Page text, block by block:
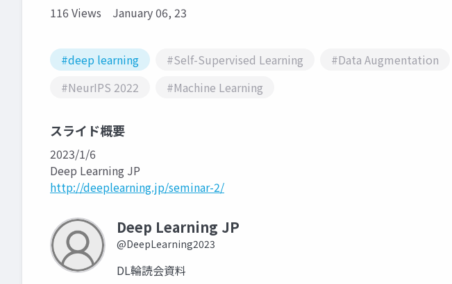
116 Views January 06, 23
#deep learning #Self-Supervised Learning #Data Augmentation
#NeurIPS 2022
#Machine Learning
スライド概要
2023/1/6
Deep Learning JP
http://deeplearning.jp/seminar-2/
Deep Learning JP
@DeepLearning2023
DL輪読会資料